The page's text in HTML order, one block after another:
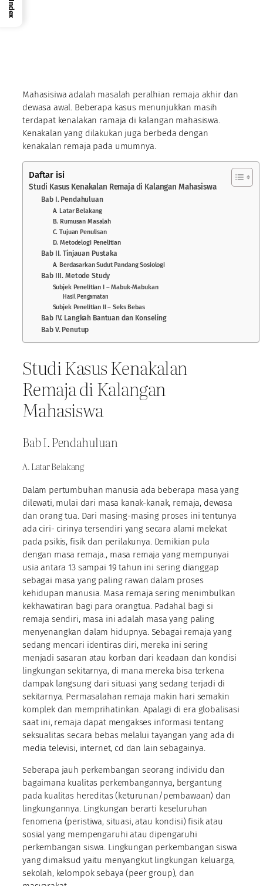
Mahasisiwa adalah masalah peralhian remaja akhir dan
dewasa awal. Beberapa kasus menunjukkan masih
terdapat kenalakan ramaja di kalangan mahasiswa.
Kenakalan yang dilakukan juga berbeda dengan
kenakalan remaja pada umumnya.
Daftar isi
Studi Kasus Kenakalan Remaja di Kalangan Mahasiswa
Bab I. Pendahuluan
A. Latar Belakang
B. Rumusan Masalah
C. Tujuan Penulisan
D. Metodelogi Penelitian
Bab II. Tinjauan Pustaka
A. Berdasarkan Sudut Pandang Sosiologi
Bab III. Metode Study
Subjek Penelitian I – Mabuk-Mabukan
Hasil Pengamatan
Subjek Penelitian II – Seks Bebas
Bab IV. Langkah Bantuan dan Konseling
Bab V. Penutup
Studi Kasus Kenakalan
Remaja di Kalangan
Mahasiswa
Bab I. Pendahuluan
A. Latar Belakang
Dalam pertumbuhan manusia ada beberapa masa yang
dilewati, mulai dari masa kanak-kanak, remaja, dewasa
dan orang tua. Dari masing-masing proses ini tentunya
ada ciri- cirinya tersendiri yang secara alami melekat
pada psikis, fisik dan perilakunya. Demikian pula
dengan masa remaja., masa remaja yang mempunyai
usia antara 13 sampai 19 tahun ini sering dianggap
sebagai masa yang paling rawan dalam proses
kehidupan manusia. Masa remaja sering menimbulkan
kekhawatiran bagi para orangtua. Padahal bagi si
remaja sendiri, masa ini adalah masa yang paling
menyenangkan dalam hidupnya. Sebagai remaja yang
sedang mencari identiras diri, mereka ini sering
menjadi sasaran atau korban dari keadaan dan kondisi
lingkungan sekitarnya, di mana mereka bisa terkena
dampak langsung dari situasi yang sedang terjadi di
sekitarnya. Permasalahan remaja makin hari semakin
komplek dan memprihatinkan. Apalagi di era globalisasi
saat ini, remaja dapat mengakses informasi tentang
seksualitas secara bebas melalui tayangan yang ada di
media televisi, internet, cd dan lain sebagainya.
Seberapa jauh perkembangan seorang individu dan
bagaimana kualitas perkembangannya, bergantung
pada kualitas hereditas (keturunan/pembawaan) dan
lingkungannya. Lingkungan berarti keseluruhan
fenomena (peristiwa, situasi, atau kondisi) fisik atau
sosial yang mempengaruhi atau dipengaruhi
perkembangan siswa. Lingkungan perkembangan siswa
yang dimaksud yaitu menyangkut lingkungan keluarga,
sekolah, kelompok sebaya (peer group), dan
Index